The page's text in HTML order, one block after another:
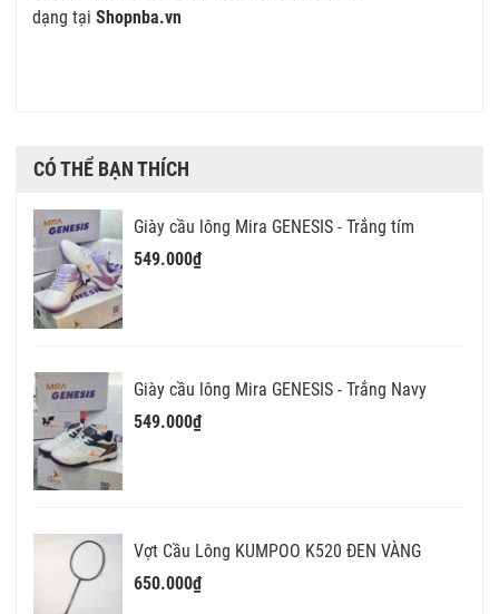
dạng tại Shopnba.vn
CÓ THỂ BẠN THÍCH
Giày cầu lông Mira GENESIS - Trắng tím
549.000₫
Giày cầu lông Mira GENESIS - Trắng Navy
549.000₫
Vợt Cầu Lông KUMPOO K520 ĐEN VÀNG
650.000₫